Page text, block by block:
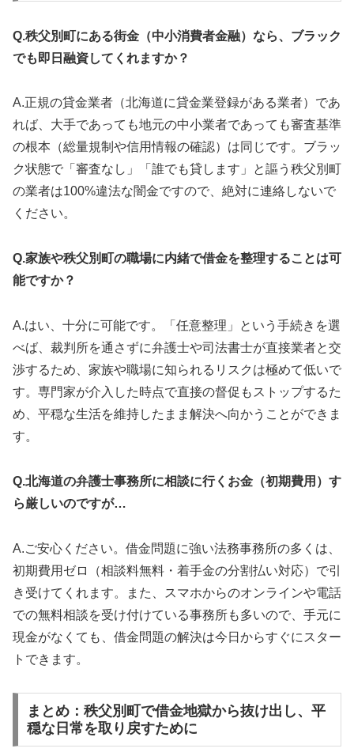
Q.秩父別町にある街金（中小消費者金融）なら、ブラック
でも即日融資してくれますか？
A.正規の貸金業者（北海道に貸金業登録がある業者）であ
れば、大手であっても地元の中小業者であっても審査基準
の根本（総量規制や信用情報の確認）は同じです。ブラッ
ク状態で「審査なし」「誰でも貸します」と謳う秩父別町
の業者は100%違法な闇金ですので、絶対に連絡しないで
ください。
Q.家族や秩父別町の職場に内緒で借金を整理することは可
能ですか？
A.はい、十分に可能です。「任意整理」という手続きを選
べば、裁判所を通さずに弁護士や司法書士が直接業者と交
渉するため、家族や職場に知られるリスクは極めて低いで
す。専門家が介入した時点で直接の督促もストップするた
め、平穏な生活を維持したまま解決へ向かうことができま
す。
Q.北海道の弁護士事務所に相談に行くお金（初期費用）す
ら厳しいのですが…
A.ご安心ください。借金問題に強い法務事務所の多くは、
初期費用ゼロ（相談料無料・着手金の分割払い対応）で引
き受けてくれます。また、スマホからのオンラインや電話
での無料相談を受け付けている事務所も多いので、手元に
現金がなくても、借金問題の解決は今日からすぐにスター
トできます。
まとめ：秩父別町で借金地獄から抜け出し、平
穏な日常を取り戻すために